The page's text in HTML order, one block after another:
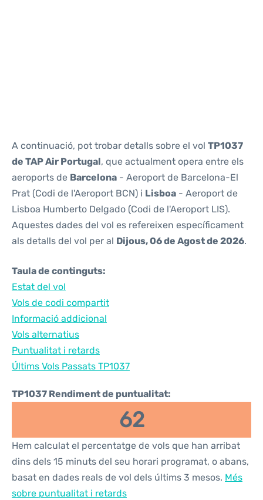
A continuació, pot trobar detalls sobre el vol TP1037
de TAP Air Portugal, que actualment opera entre els
aeroports de Barcelona - Aeroport de Barcelona-El
Prat (Codi de l'Aeroport BCN) i Lisboa - Aeroport de
Lisboa Humberto Delgado (Codi de l'Aeroport LIS).
Aquestes dades del vol es refereixen específicament
als detalls del vol per al Dijous, 06 de Agost de 2026.
Taula de continguts:
Estat del vol
Vols de codi compartit
Informació addicional
Vols alternatius
Puntualitat i retards
Últims Vols Passats TP1037
TP1037 Rendiment de puntualitat:
62
Hem calculat el percentatge de vols que han arribat
dins dels 15 minuts del seu horari programat, o abans,
basat en dades reals de vol dels últims 3 mesos. Més
sobre puntualitat i retards